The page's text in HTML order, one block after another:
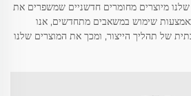
שלנו מיוצרים מחומרים חדשניים שמשפרים את
שימוש במשאבים מתחדשים, אנו
של תהליך הייצור, ומכך את המוצרים שלנו